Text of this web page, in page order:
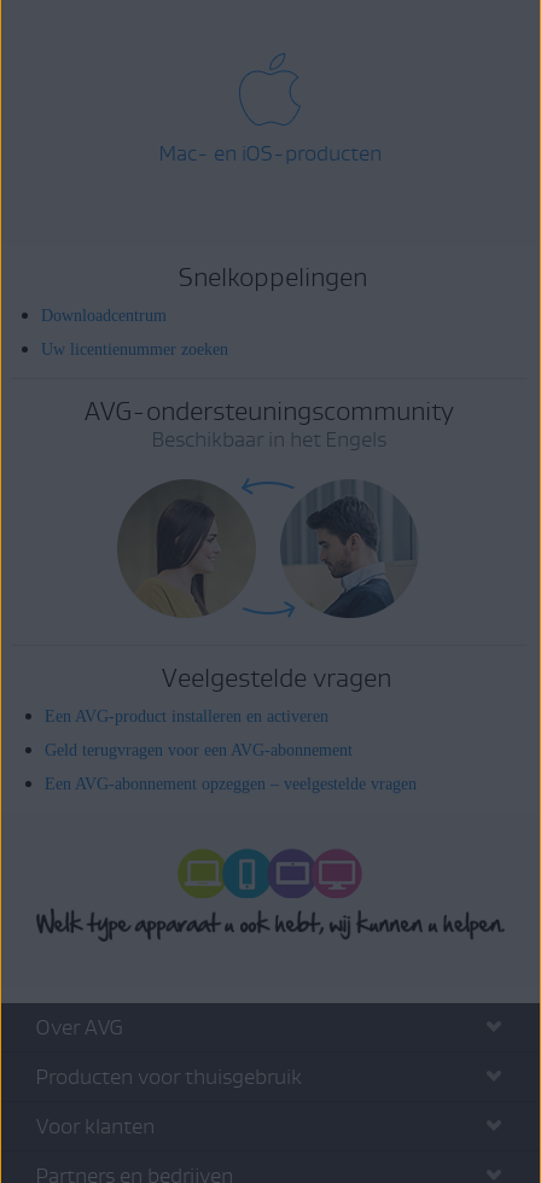
Mac- en iOS-producten
Snelkoppelingen
Downloadcentrum
Uw licentienummer zoeken
AVG-ondersteuningscommunity
Beschikbaar in het Engels
Veelgestelde vragen
Een AVG-product installeren en activeren
Geld terugvragen voor een AVG-abonnement
Een AVG-abonnement opzeggen – veelgestelde vragen
Over AVG
Producten voor thuisgebruik
Voor klanten
Partners en bedrijven